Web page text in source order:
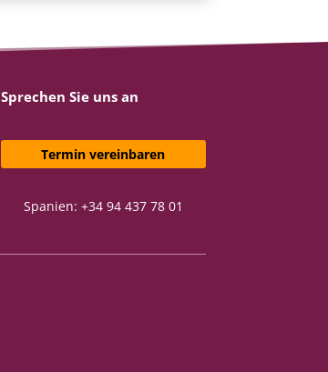
Sprechen Sie uns an
Termin vereinbaren
Spanien: +34 94 437 78 01